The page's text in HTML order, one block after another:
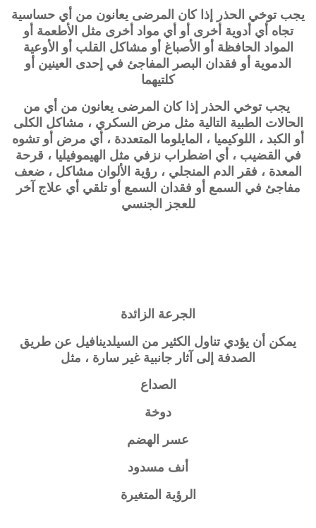
يجب توخي الحذر إذا كان المرضى يعانون من أي حساسية
تجاه أي أدوية أخرى أو أي مواد أخرى مثل الأطعمة أو
المواد الحافظة أو الأصباغ أو مشاكل القلب أو الأوعية
الدموية أو فقدان البصر المفاجئ في إحدى العينين أو
كلتيهما
يجب توخي الحذر إذا كان المرضى يعانون من أي من
الحالات الطبية التالية مثل مرض السكري ، مشاكل الكلى
أو الكبد ، اللوكيميا ، المايلوما المتعددة ، أي مرض أو تشوه
في القضيب ، أي اضطراب نزفي مثل الهيموفيليا ، قرحة
المعدة ، فقر الدم المنجلي ، رؤية الألوان مشاكل ، ضعف
مفاجئ في السمع أو فقدان السمع أو تلقي أي علاج آخر
للعجز الجنسي
الجرعة الزائدة
يمكن أن يؤدي تناول الكثير من السيلدينافيل عن طريق
الصدفة إلى آثار جانبية غير سارة ، مثل
الصداع
دوخة
عسر الهضم
أنف مسدود
الرؤية المتغيرة